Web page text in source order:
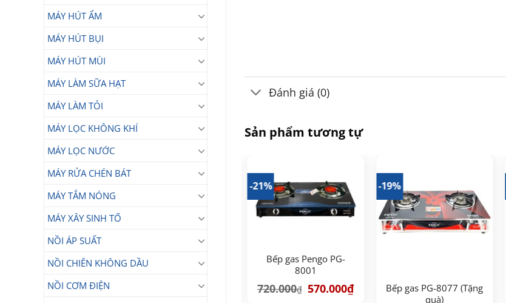
MÁY HÚT ẨM
MÁY HÚT BỤI
MÁY HÚT MÙI
MÁY LÀM SỮA HẠT
MÁY LÀM TỎI
MÁY LỌC KHÔNG KHÍ
MÁY LỌC NƯỚC
MÁY RỬA CHÉN BÁT
MÁY TẮM NÓNG
MÁY XÂY SINH TỐ
NỒI ÁP SUẤT
NỒI CHIÊN KHÔNG DẦU
NỒI CƠM ĐIỆN
Đánh giá (0)
Sản phẩm tương tự
-21%
Bếp gas Pengo PG-
8001
720.000₫ Giá
gốc
570.000₫Giá
-19%
Bếp gas PG-8077 (Tặng
quà)
Bếp gas PG-9003 (Tặng
Bếp gas đôi inox PG-